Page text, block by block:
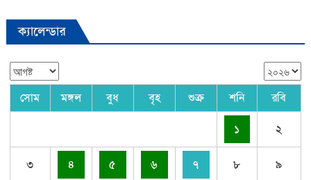
ক্যালেন্ডার
সোম মঙ্গল বুধ বৃহ শুক্র শনি রবি
১ ২
৩ ৪ ৫ ৬ ৭ ৮ ৯